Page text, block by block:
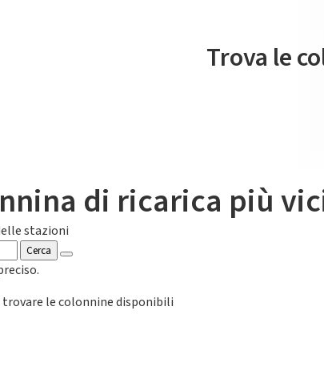
Trova le
di ricarica più
stazioni
Cerca
le colonnine disponibili